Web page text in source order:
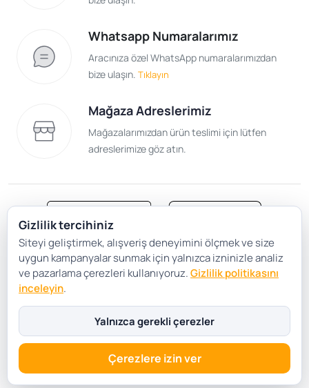
Whatsapp Numaralarımız
Aracınıza özel WhatsApp numaralarımızdan
bize ulaşın. Tıklayın
Mağaza Adreslerimiz
Mağazalarımızdan ürün teslimi için lütfen
adreslerimize göz atın.
Satış Sözleşmesi
Gizlilik ve Güvenlik
Gizlilik Politikası
Çerez Tercihleri
Gizlilik tercihiniz
Siteyi geliştirmek, alışveriş deneyimini ölçmek ve size
uygun kampanyalar sunmak için yalnızca izninizle analiz
ve pazarlama çerezleri kullanıyoruz.Gizlilik politikasını
inceleyin.
Yalnızca gerekli çerezler
Çerezlere izin ver